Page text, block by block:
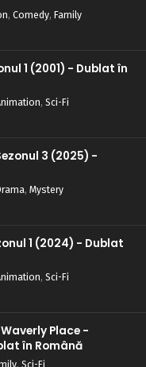
, Comedy, Family
1 (2001) - Dublat în
, Sci-Fi
3 (2025) -
, Mystery
1 (2024) - Dublat
, Sci-Fi
Place -
în Română
, Sci-Fi